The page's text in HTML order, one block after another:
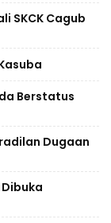
SKCK Cagub
Berstatus
Dugaan